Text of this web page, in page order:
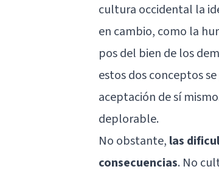
cultura occidental la
en cambio, como la
pos del bien de los
estos dos conceptos
aceptación de sí
deplorable.
No obstante, las
consecuencias. No